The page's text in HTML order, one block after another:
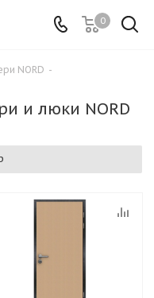
0
NORD -
и люки NORD